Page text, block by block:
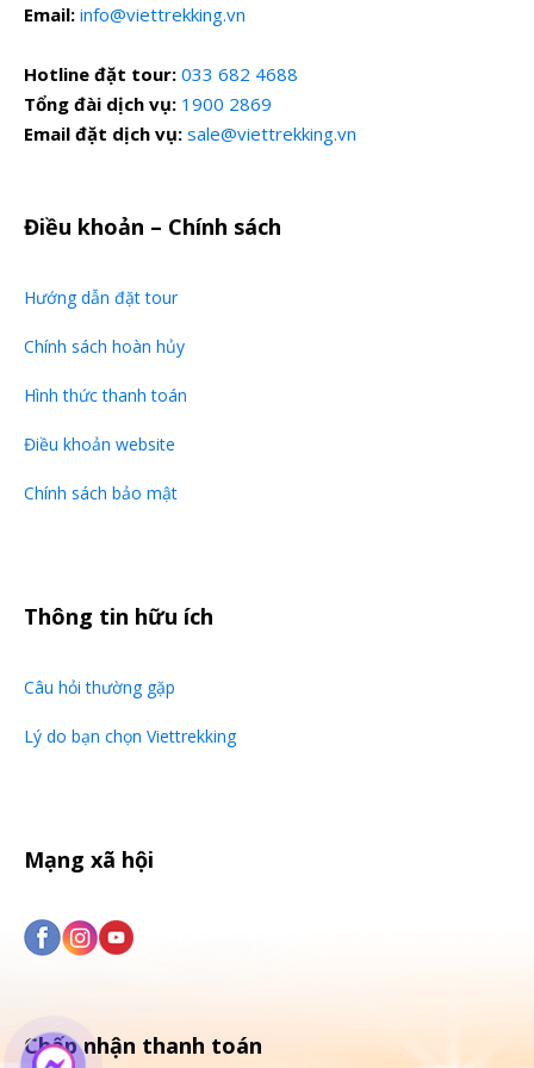
GIÁ TOUR : 790.000 VNĐ / KHÁCH
Lịch khởi hành: 24/1 ( 3/1 Tết), 28/1 ( 7/1 Tết) và
Trẻ em dưới 4 tuổi miễn phí, gia đình có 2 bé dưới 4
Từ 5 – 9 tuổi bằng 50% giá vé
Từ 10 tuổi trở lên bằng người lớn.
Email: info@viettrekking.vn
Hotline đặt tour: 033 682 4688
Tổng đài dịch vụ: 1900 2869
Email đặt dịch vụ: sale@viettrekking.vn
Điều khoản – Chính sách
Hướng dẫn đặt tour
Chính sách hoàn hủy
Hình thức thanh toán
Điều khoản website
Chính sách bảo mật
Thông tin hữu ích
Câu hỏi thường gặp
Lý do bạn chọn Viettrekking
Mạng xã hội
Chấp nhận thanh toán